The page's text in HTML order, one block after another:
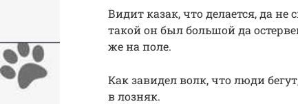
Видит казак, что делается, да
такой он был большой да
же на поле.
Как завидел волк, что люди
в лозняк.